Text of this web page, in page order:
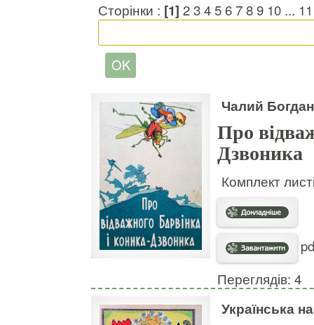
Сторінки : [1] 23456789 10 ... 11
Чалий
Про
Дзвоника
Комплект
Переглядів: 4
Українська